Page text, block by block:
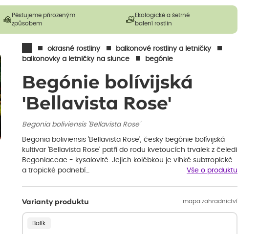
Pěstujeme přirozeným
způsobem
Ekologické a šetrné
balení rostlin
okrasné rostliny
balkonové rostliny a letničky
balkonovky a letničky na slunce
begónie
Begónie bolívijská
'Bellavista Rose'
Begonia boliviensis 'Bellavista Rose'
Begonia boliviensis 'Bellavista Rose', česky begónie bolívijská
kultivar 'Bellavista Rose' patří do rodu kvetoucích trvalek z čeledi
Begoniaceae - kysalovité. Jejich kolébkou je vlhké subtropické
a tropické podnebí…
Vše o produktu
Varianty produktu mapa zahradnictví
Balík